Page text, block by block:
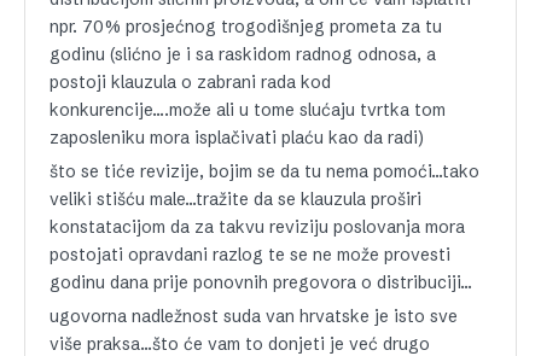
npr. 70% prosjećnog trogodišnjeg prometa za tu
godinu (slićno je i sa raskidom radnog odnosa, a
postoji klauzula o zabrani rada kod
konkurencije….može ali u tome slućaju tvrtka tom
zaposleniku mora isplačivati plaću kao da radi)
što se tiće revizije, bojim se da tu nema pomoći…tako
veliki stišću male…tražite da se klauzula proširi
konstatacijom da za takvu reviziju poslovanja mora
postojati opravdani razlog te se ne može provesti
godinu dana prije ponovnih pregovora o distribuciji…
ugovorna nadležnost suda van hrvatske je isto sve
više praksa…što će vam to donjeti je već drugo